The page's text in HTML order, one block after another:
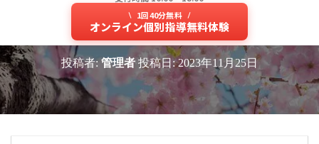
1回40分無料
オンライン個別指導無料体験
を
切
り
替
え
現役東大生講師が学習状況を見極
めてweb授業を行う塾は？
投稿者:管理者投稿日:2023年11月25日